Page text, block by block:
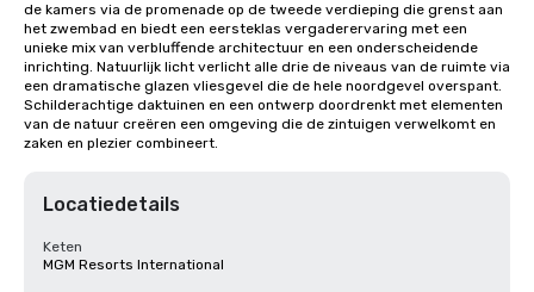
de kamers via de promenade op de tweede verdieping die grenst aan
het zwembad en biedt een eersteklas vergaderervaring met een
unieke mix van verbluffende architectuur en een onderscheidende
inrichting. Natuurlijk licht verlicht alle drie de niveaus van de ruimte via
een dramatische glazen vliesgevel die de hele noordgevel overspant.
Schilderachtige daktuinen en een ontwerp doordrenkt met elementen
van de natuur creëren een omgeving die de zintuigen verwelkomt en
zaken en plezier combineert.
Locatiedetails
Keten
MGM Resorts International